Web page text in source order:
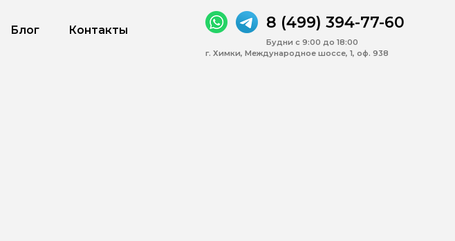
Блог Контакты 8 (499) 394-77-60
Будни с 9:00 до 18:00
г. Химки, Международное шоссе, 1, оф. 938